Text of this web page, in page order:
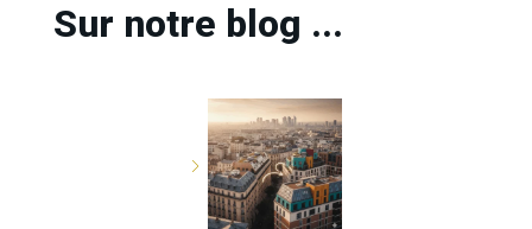
Sur notre blog ...